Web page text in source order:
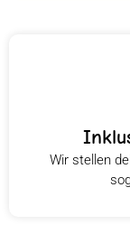
Wir stellen